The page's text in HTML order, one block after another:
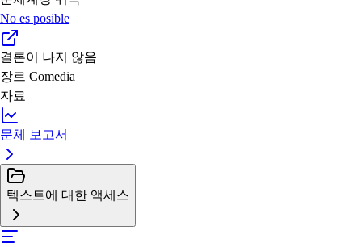
No es posible
결론이 나지 않음
장르 Comedia
자료
문체 보고서
텍스트에 대한 액세스